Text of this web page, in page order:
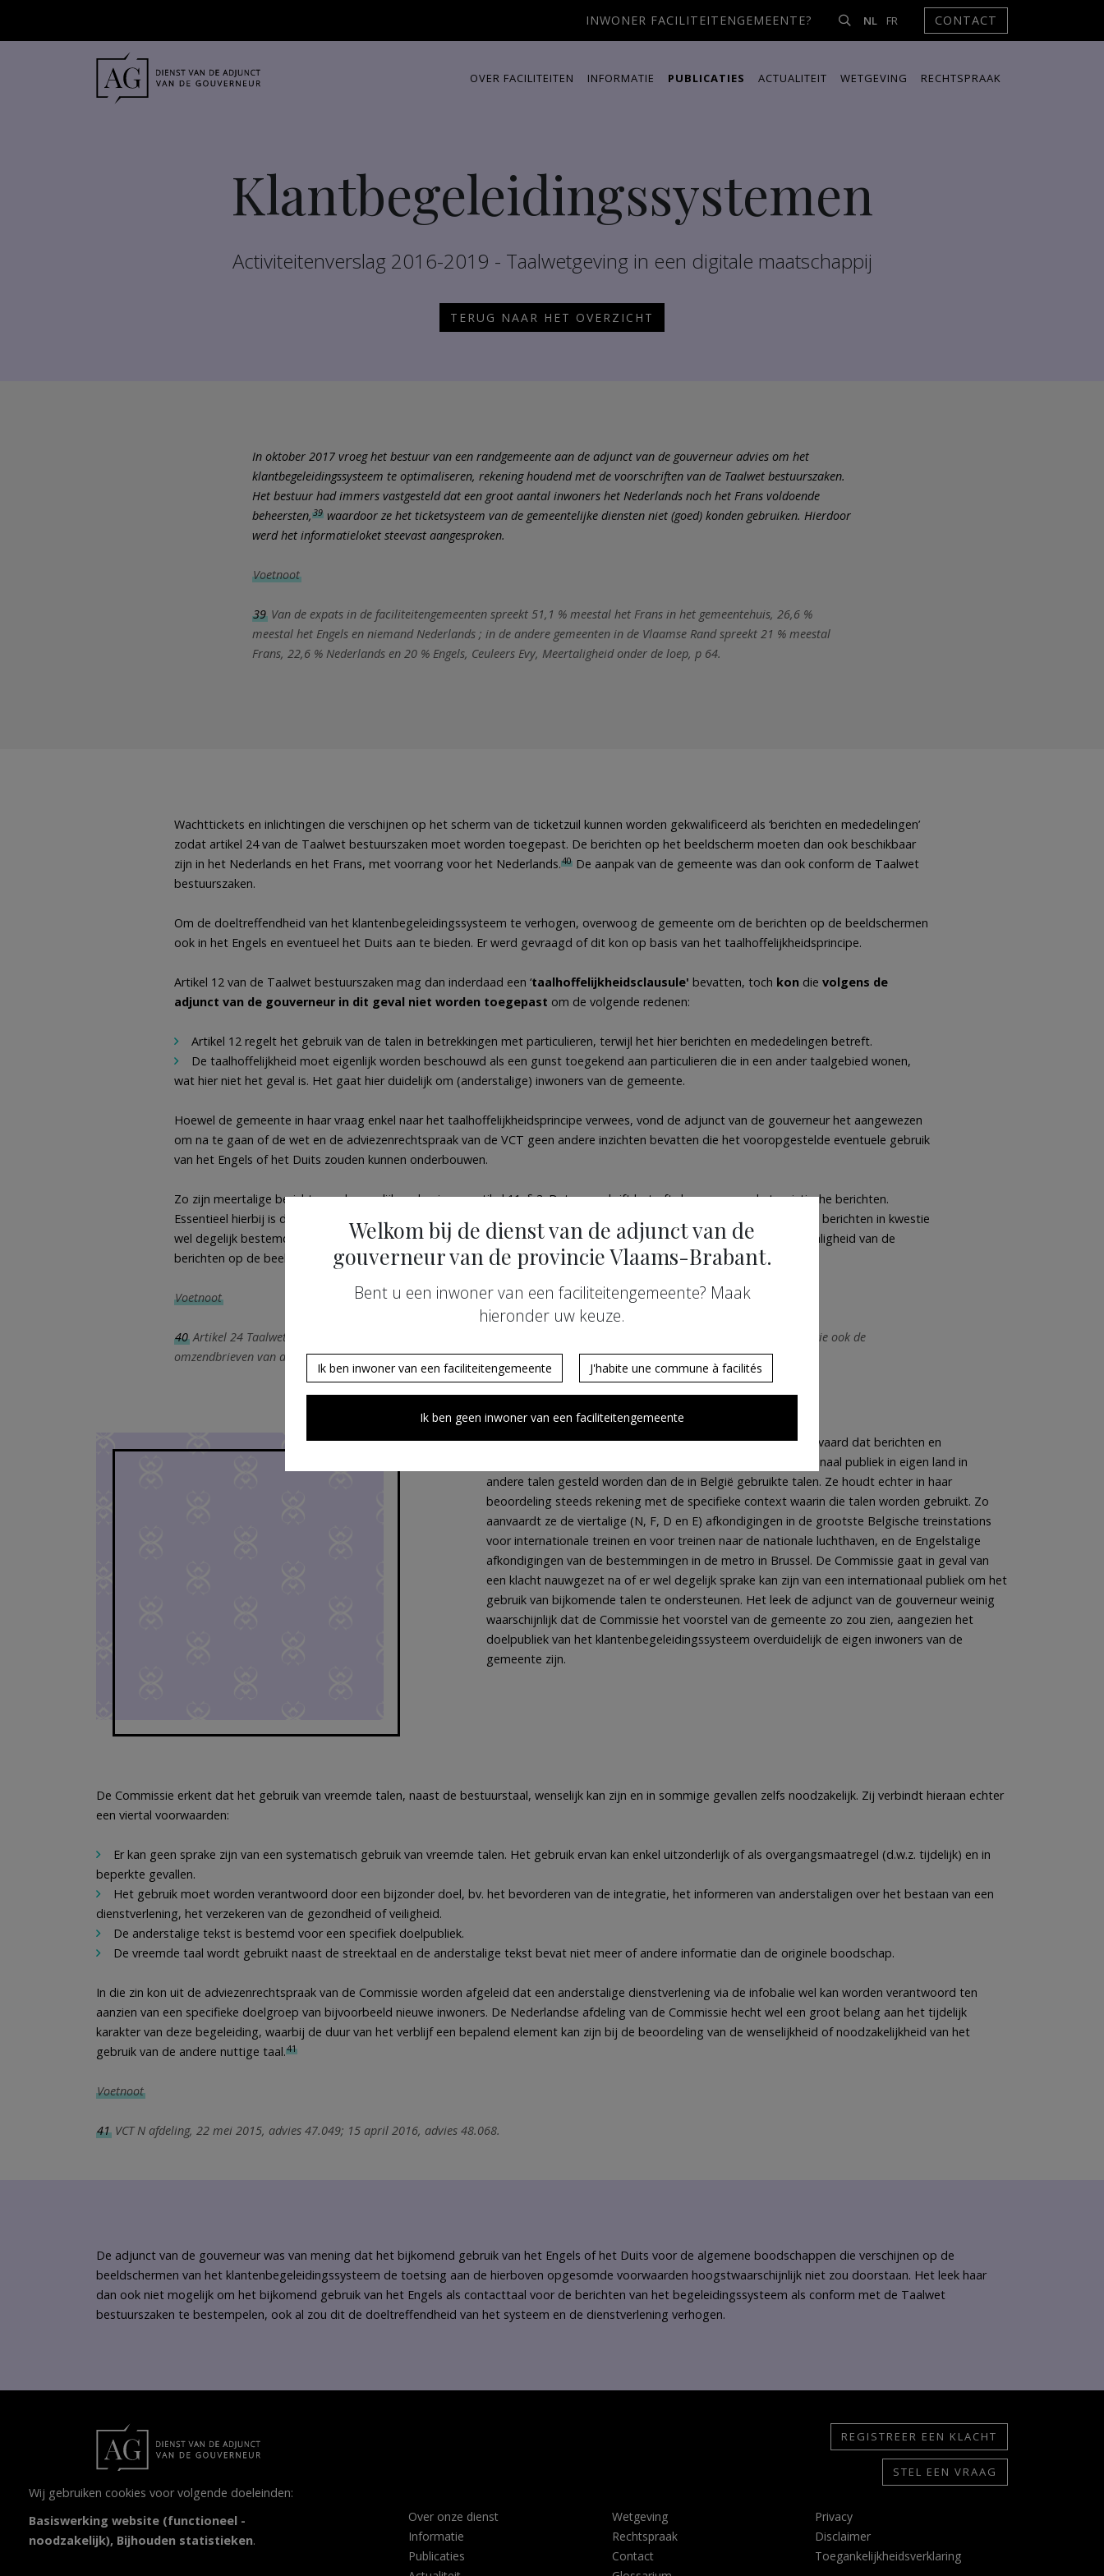
INWONER FACILITEITENGEMEENTE? NL FR CONTACT
OVER FACILITEITEN INFORMATIE PUBLICATIES ACTUALITEIT WETGEVING RECHTSPRAAK
Klantbegeleidingssystemen
Activiteitenverslag 2016-2019 - Taalwetgeving in een digitale maatschappij
TERUG NAAR HET OVERZICHT
In oktober 2017 vroeg het bestuur van een randgemeente aan de adjunct van de gouverneur advies om het
klantbegeleidingssysteem te optimaliseren, rekening houdend met de voorschriften van de Taalwet bestuurszaken.
Het bestuur had immers vastgesteld dat een groot aantal inwoners het Nederlands noch het Frans voldoende
beheersten, 39 waardoor ze het ticketsysteem van de gemeentelijke diensten niet (goed) konden gebruiken. Hierdoor
werd het informatieloket steevast aangesproken.
Voetnoot
39Van de expats in de faciliteitengemeenten spreekt 51,1 % meestal het Frans in het gemeentehuis, 26,6 %
meestal het Engels en niemand Nederlands ; in de andere gemeenten in de Vlaamse Rand spreekt 21 % meestal
Frans, 22,6 % Nederlands en 20 % Engels, Ceuleers Evy, Meertaligheid onder de loep, p 64.
Wachttickets en inlichtingen die verschijnen op het scherm van de ticketzuil kunnen worden gekwalificeerd als ‘berichten en mededelingen’
zodat artikel 24 van de Taalwet bestuurszaken moet worden toegepast. De berichten op het beeldscherm moeten dan ook beschikbaar
zijn in het Nederlands en het Frans, met voorrang voor het Nederlands.40 De aanpak van de gemeente was dan ook conform de Taalwet
bestuurszaken.
Om de doeltreffendheid van het klantenbegeleidingssysteem te verhogen, overwoog de gemeente om de berichten op de beeldschermen
ook in het Engels en eventueel het Duits aan te bieden. Er werd gevraagd of dit kon op basis van het taalhoffelijkheidsprincipe.
Artikel 12 van de Taalwet bestuurszaken mag dan inderdaad een ‘taalhoffelijkheidsclausule' bevatten, toch kon die volgens de
adjunct van de gouverneur in dit geval niet worden toegepast om de volgende redenen:
Artikel 12 regelt het gebruik van de talen in betrekkingen met particulieren, terwijl het hier berichten en mededelingen betreft.
De taalhoffelijkheid moet eigenlijk worden beschouwd als een gunst toegekend aan particulieren die in een ander taalgebied wonen,
wat hier niet het geval is. Het gaat hier duidelijk om (anderstalige) inwoners van de gemeente.
Hoewel de gemeente in haar vraag enkel naar het taalhoffelijkheidsprincipe verwees, vond de adjunct van de gouverneur het aangewezen
om na te gaan of de wet en de adviezenrechtspraak van de VCT geen andere inzichten bevatten die het vooropgestelde eventuele gebruik
van het Engels of het Duits zouden kunnen onderbouwen.
Zo zijn meertalige berichten wel mogelijk op basis van artikel 11, § 3. Dat voorschrift betreft de zogenoemde toeristische berichten.
Essentieel hierbij is de erkenning van de gemeente als toeristisch centrum. De Commissie kijkt ook zeer strikt toe of de berichten in kwestie
wel degelijk bestemd zijn voor een toeristisch publiek. Artikel 11, § 3 biedt evenmin een wettelijke basis voor de meertaligheid van de
berichten op de beeldschermen van het klantenbegeleidingssysteem.
Voetnoot
40Artikel 24 Taalwet bestuurszaken samengelezen met artikel 4 van de Grondwet. Zie GWH 10 maart 1998, arrest 26/98; zie ook de
omzendbrieven van de Vlaamse overheid inzake taalgebruik.
De Commissie heeft in het verleden in bepaalde situaties aanvaard dat berichten en
mededelingen bestemd voor het buitenland of een internationaal publiek in eigen land in
andere talen gesteld worden dan de in België gebruikte talen. Ze houdt echter in haar
beoordeling steeds rekening met de specifieke context waarin die talen worden gebruikt. Zo
aanvaardt ze de viertalige (N, F, D en E) afkondigingen in de grootste Belgische treinstations
voor internationale treinen en voor treinen naar de nationale luchthaven, en de Engelstalige
afkondigingen van de bestemmingen in de metro in Brussel. De Commissie gaat in geval van
een klacht nauwgezet na of er wel degelijk sprake kan zijn van een internationaal publiek om het
gebruik van bijkomende talen te ondersteunen. Het leek de adjunct van de gouverneur weinig
waarschijnlijk dat de Commissie het voorstel van de gemeente zo zou zien, aangezien het
doelpubliek van het klantenbegeleidingssysteem overduidelijk de eigen inwoners van de
gemeente zijn.
De Commissie erkent dat het gebruik van vreemde talen, naast de bestuurstaal, wenselijk kan zijn en in sommige gevallen zelfs noodzakelijk. Zij verbindt hieraan echter
een viertal voorwaarden:
Er kan geen sprake zijn van een systematisch gebruik van vreemde talen. Het gebruik ervan kan enkel uitzonderlijk of als overgangsmaatregel (d.w.z. tijdelijk) en in
beperkte gevallen.
Het gebruik moet worden verantwoord door een bijzonder doel, bv. het bevorderen van de integratie, het informeren van anderstaligen over het bestaan van een
dienstverlening, het verzekeren van de gezondheid of veiligheid.
De anderstalige tekst is bestemd voor een specifiek doelpubliek.
De vreemde taal wordt gebruikt naast de streektaal en de anderstalige tekst bevat niet meer of andere informatie dan de originele boodschap.
In die zin kon uit de adviezenrechtspraak van de Commissie worden afgeleid dat een anderstalige dienstverlening via de infobalie wel kan worden verantwoord ten
aanzien van een specifieke doelgroep van bijvoorbeeld nieuwe inwoners. De Nederlandse afdeling van de Commissie hecht wel een groot belang aan het tijdelijk
karakter van deze begeleiding, waarbij de duur van het verblijf een bepalend element kan zijn bij de beoordeling van de wenselijkheid of noodzakelijkheid van het
gebruik van de andere nuttige taal.41
Voetnoot
41 VCT N afdeling, 22 mei 2015, advies 47.049; 15 april 2016, advies 48.068.
De adjunct van de gouverneur was van mening dat het bijkomend gebruik van het Engels of het Duits voor de algemene boodschappen die verschijnen op de
beeldschermen van het klantenbegeleidingssysteem de toetsing aan de hierboven opgesomde voorwaarden hoogstwaarschijnlijk niet zou doorstaan. Het leek haar
dan ook niet mogelijk om het bijkomend gebruik van het Engels als contacttaal voor de berichten van het begeleidingssysteem als conform met de Taalwet
bestuurszaken te bestempelen, ook al zou dit de doeltreffendheid van het systeem en de dienstverlening verhogen.
REGISTREER EEN KLACHT
STEL EEN VRAAG
Orgaan van administratief toezicht dat
waakt over de correcte naleving van de
Over onze dienst
Informatie
Publicaties
Wetgeving
Rechtspraak
Contact
Privacy
Disclaimer
Toegankelijkheidsverklaring
Welkom bij de dienst van de adjunct van de
gouverneur van de provincie Vlaams-Brabant.
Bent u een inwoner van een faciliteitengemeente? Maak
hieronder uw keuze.
Ik ben inwoner van een faciliteitengemeente J'habite une commune à facilités
Ik ben geen inwoner van een faciliteitengemeente
Wij gebruiken cookies voor volgende doeleinden:
Basiswerking website (functioneel -
noodzakelijk), Bijhouden statistieken.